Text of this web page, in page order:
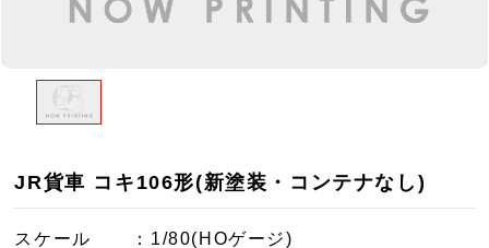
JR貨車 コキ106形(新塗装・コンテナなし)
スケール
：1/80(HOゲージ)